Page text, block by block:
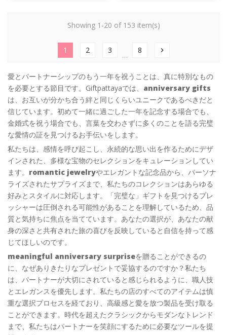
Showing 1-20 of 153 item(s)
1 2 3
…
8 chevron_right
愛とパートナーシップのもう一年を祝うことは、真に特別なもの
を必要とする節目です。Giftpattayaでは、 anniversary gifts
は、お互いが分かち合う絆と同じくらいユニークであるべきだと
信じています。初めて一緒に過ごした一年を記念する場合でも、
金婚式を祝う場合でも、言葉を交わさずに多くのことを語る完璧
な愛情の証を見つけるお手伝いをします。
私たちは、感情を呼び起こし、永続的な思い出を作るためにデザ
インされた、多様な宝物のセレクションをキュレーションしてい
ます。 romantic jewelryやエレガントな記念品から、パーソナ
ライズされたサプライズまで、私たちのコレクションはあらゆる
好みとスタイルに対応します。「完璧な」ギフトを見つけるプレ
ッシャーは圧倒される可能性があることを理解しているため、品
質と気持ちに焦点を当てています。あなたの選択が、あなたの献
身の深さと共有された旅の喜びを反映していると自信を持って感
じてほしいのです。
meaningful anniversary surpriseを贈ることができるの
に、なぜありきたりなプレゼントで妥協するのですか？私たち
は、パートナーが大切にされていると感じられるように、職人技
とエレガンスを優先します。私たちの店のすべてのアイテムは慎
重な選択プロセスを経ており、高級感と愛を放つ製品を受け取る
ことができます。時代を超えたクラシックからモダンなトレンド
まで、私たちはパートナーを笑顔にするために必要なツールを提